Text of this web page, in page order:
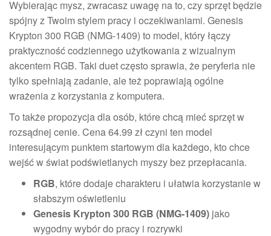
Wybierając mysz, zwracasz uwagę na to, czy sprzęt będzie
spójny z Twoim stylem pracy i oczekiwaniami. Genesis
Krypton 300 RGB (NMG-1409) to model, który łączy
praktyczność codziennego użytkowania z wizualnym
akcentem RGB. Taki duet często sprawia, że peryferia nie
tylko spełniają zadanie, ale też poprawiają ogólne
wrażenia z korzystania z komputera.
To także propozycja dla osób, które chcą mieć sprzęt w
rozsądnej cenie. Cena 64.99 zł czyni ten model
interesującym punktem startowym dla każdego, kto chce
wejść w świat podświetlanych myszy bez przepłacania.
RGB, które dodaje charakteru i ułatwia korzystanie w
słabszym oświetleniu
Genesis Krypton 300 RGB (NMG-1409) jako
wygodny wybór do pracy i rozrywki